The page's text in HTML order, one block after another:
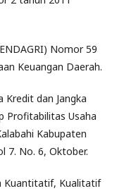
Nomor 59
Keuangan Daerah.
Kredit dan Jangka
Profitabilitas Usaha
Kabupaten
7. No. 6, Oktober.
Kuantitatif, Kualitatif